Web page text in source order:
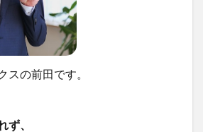
スの前田です。
ず、